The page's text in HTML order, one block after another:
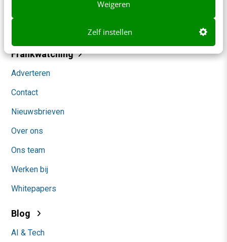
Weigeren
Zelf instellen
Frankwatching
Adverteren
Contact
Nieuwsbrieven
Over ons
Ons team
Werken bij
Whitepapers
Blog
AI & Tech